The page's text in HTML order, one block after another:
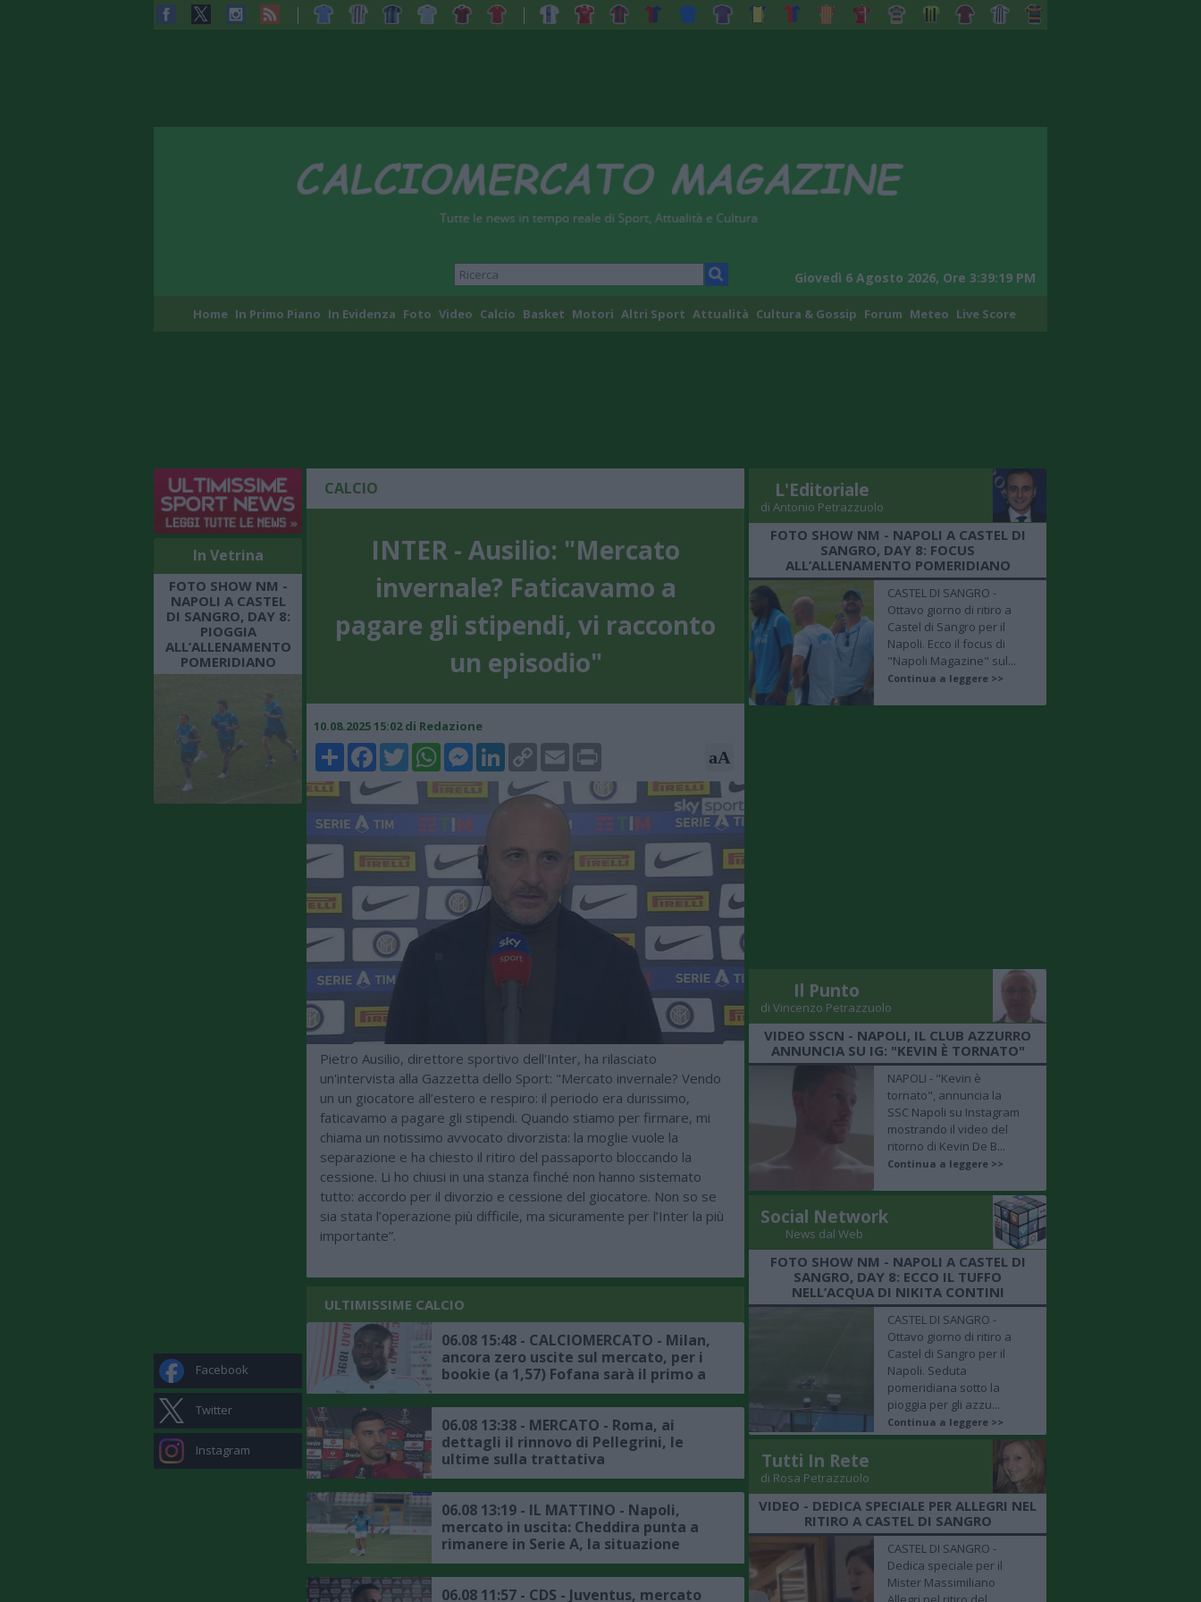
Giovedì 6 Agosto 2026, Ore 3:39:20 PM
Home In Primo Piano In Evidenza Foto Video Calcio Basket Motori Altri Sport Attualità Cultura & Gossip Forum Meteo Live Score
In Vetrina
FOTO SHOW NM -
NAPOLI A CASTEL
DI SANGRO, DAY 8:
PIOGGIA
ALL’ALLENAMENTO
POMERIDIANO
Facebook
Twitter
Instagram
CALCIO
INTER - Ausilio: "Mercato
invernale? Faticavamo a
pagare gli stipendi, vi racconto
un episodio"
10.08.2025 15:02 di Redazione
ShareFacebookTwitterWhatsAppMessenger
LinkedIn
Copy
Link
Email Print aA
Pietro Ausilio, direttore sportivo dell'Inter, ha rilasciato
un'intervista alla Gazzetta dello Sport: "Mercato invernale? Vendo
un un giocatore all’estero e respiro: il periodo era durissimo,
faticavamo a pagare gli stipendi. Quando stiamo per firmare, mi
chiama un notissimo avvocato divorzista: la moglie vuole la
separazione e ha chiesto il ritiro del passaporto bloccando la
cessione. Li ho chiusi in una stanza finché non hanno sistemato
tutto: accordo per il divorzio e cessione del giocatore. Non so se
sia stata l’operazione più difficile, ma sicuramente per l’Inter la più
importante”.
ULTIMISSIME CALCIO
06.08 15:48 - CALCIOMERCATO - Milan,
ancora zero uscite sul mercato, per i
bookie (a 1,57) Fofana sarà il primo a
salutare
06.08 13:38 - MERCATO - Roma, ai
dettagli il rinnovo di Pellegrini, le
ultime sulla trattativa
06.08 13:19 - IL MATTINO - Napoli,
mercato in uscita: Cheddira punta a
rimanere in Serie A, la situazione
06.08 11:57 - CDS - Juventus, mercato
L'Editoriale
di Antonio Petrazzuolo
FOTO SHOW NM - NAPOLI A CASTEL DI
SANGRO, DAY 8: FOCUS
ALL’ALLENAMENTO POMERIDIANO
CASTEL DI SANGRO -
Ottavo giorno di ritiro a
Castel di Sangro per il
Napoli. Ecco il focus di
"Napoli Magazine" sul...
Continua a leggere >>
Il Punto
di Vincenzo Petrazzuolo
VIDEO SSCN - NAPOLI, IL CLUB AZZURRO
ANNUNCIA SU IG: "KEVIN È TORNATO"
NAPOLI - "Kevin è
tornato", annuncia la
SSC Napoli su Instagram
mostrando il video del
ritorno di Kevin De B...
Continua a leggere >>
Social Network
News dal Web
FOTO SHOW NM - NAPOLI A CASTEL DI
SANGRO, DAY 8: ECCO IL TUFFO
NELL’ACQUA DI NIKITA CONTINI
CASTEL DI SANGRO -
Ottavo giorno di ritiro a
Castel di Sangro per il
Napoli. Seduta
pomeridiana sotto la
pioggia per gli azzu...
Continua a leggere >>
Tutti In Rete
di Rosa Petrazzuolo
VIDEO - DEDICA SPECIALE PER ALLEGRI NEL
RITIRO A CASTEL DI SANGRO
CASTEL DI SANGRO -
Dedica speciale per il
Mister Massimiliano